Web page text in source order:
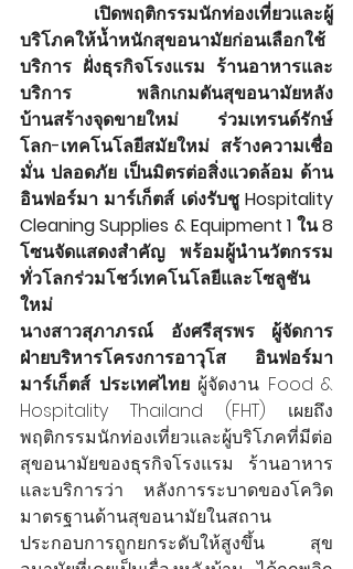
เปิดพฤติกรรมนักท่องเที่ยวและผู้
บริโภคให้น้ำหนักสุขอนามัยก่อนเลือกใช้
บริการ ฝั่งธุรกิจโรงแรม ร้านอาหารและ
บริการ พลิกเกมดันสุขอนามัยหลัง
บ้านสร้างจุดขายใหม่ ร่วมเทรนด์รักษ์
โลก-เทคโนโลยีสมัยใหม่ สร้างความเชื่อ
มั่น ปลอดภัย เป็นมิตรต่อสิ่งแวดล้อม ด้าน
อินฟอร์มา มาร์เก็ตส์ เด่งรับชู Hospitality
Cleaning Supplies & Equipment 1 ใน 8
โซนจัดแสดงสำคัญ พร้อมผู้นำนวัตกรรม
ทั่วโลกร่วมโชว์เทคโนโลยีและโซลูชัน
ใหม่
นางสาวสุภาภรณ์ อังศรีสุรพร ผู้จัดการ
ฝ่ายบริหารโครงการอาวุโส อินฟอร์มา
มาร์เก็ตส์ ประเทศไทย ผู้จัดงาน Food &
Hospitality Thailand (FHT) เผยถึง
พฤติกรรมนักท่องเที่ยวและผู้บริโภคที่มีต่อ
สุขอนามัยของธุรกิจโรงแรม ร้านอาหาร
และบริการว่า หลังการระบาดของโควิด
มาตรฐานด้านสุขอนามัยในสถาน
ประกอบการถูกยกระดับให้สูงขึ้น สุข